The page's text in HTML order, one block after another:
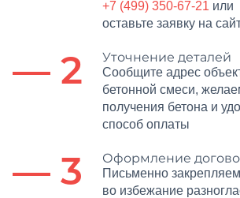
+7 (499) 350-67-21 или
оставьте заявку на
— 2 Уточнение деталей
Сообщите адрес
бетонной смеси,
получения бетона и
способ оплаты
— 3 Оформление
Письменно
во избежание